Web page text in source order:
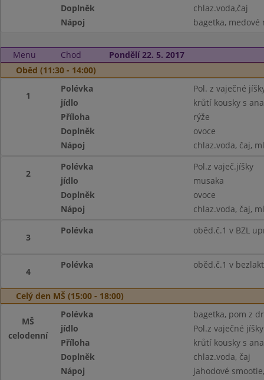
Doplněk
chlaz.voda,čaj
Nápoj
bagetka, medové
Menu Chod
Pondělí 22. 5. 2017
Oběd (11:30 - 14:00)
1
Polévka
Pol. z vaječné
jídlo
krůtí kousky s
Příloha
rýže
Doplněk
ovoce
Nápoj
chlaz.voda, čaj,
2
Polévka
Pol.z vaječ.jíšky
jídlo
musaka
Doplněk
ovoce
Nápoj
chlaz.voda, čaj,
3
Polévka oběd.č.1 v BZL
4
Polévka oběd.č.1 v
Celý den MŠ (15:00 - 18:00)
MŠ
celodenní
Polévka
bagetka, pom z
jídlo
Pol.z vaječné jíšky
Příloha
krůtí kousky s
Doplněk
chlaz.voda, čaj
Nápoj
jahodové